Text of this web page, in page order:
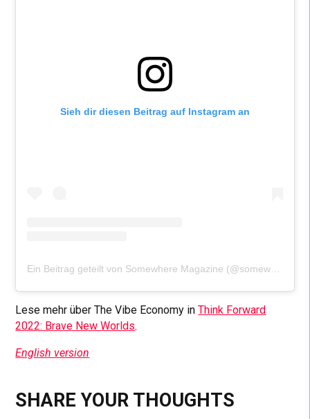
Sieh dir diesen Beitrag auf Instagram an
Lese mehr über The Vibe Economy inThink Forward
2022: Brave New Worlds.
English version
SHARE YOUR THOUGHTS